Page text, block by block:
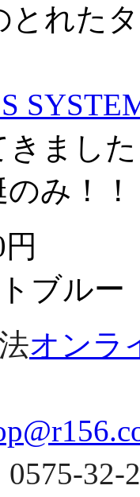
とれた
きまし
み！！
ブルー
オンラ
32-